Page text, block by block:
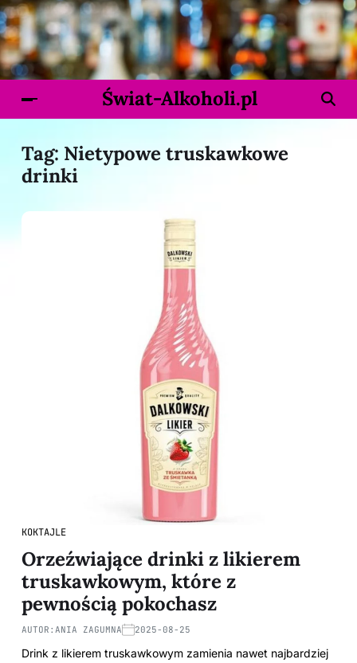
Świat-Alkoholi.pl
Tag: Nietypowe truskawkowe
drinki
KOKTAJLE
Orzeźwiające drinki z likierem
truskawkowym, które z
pewnością pokochasz
AUTOR: ANIA ZAGUMNA 2025-08-25
Drink z likierem truskawkowym zamienia nawet najbardziej